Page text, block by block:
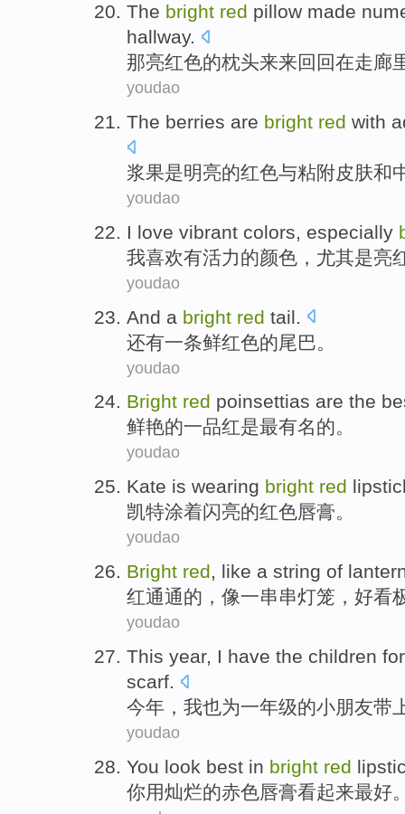
The bright red pillow made
hallway.
那亮红色的枕头来来回回在走廊
youdao
The berries are bright red with
浆果是明亮的红色与粘附皮肤和
youdao
I love vibrant colors, especially
我喜欢有活力的颜色 ， 尤其是亮
youdao
And a bright red tail
还有一条鲜红色的尾巴 。
youdao
Bright red poinsettias are the
鲜艳的一品红是最有名的。
youdao
Kate is wearing bright red
凯特涂着闪亮的红色唇膏。
youdao
Bright red, like a string of
红通通的， 像一串串灯笼 ， 好看
youdao
This year, I have the children for
scarf.
今年 ， 我也为一年级的小朋友带
youdao
You look best in bright red
你用灿烂的赤色唇膏看起来最好